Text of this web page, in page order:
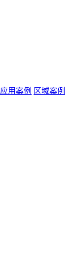
应用案例 区域案例